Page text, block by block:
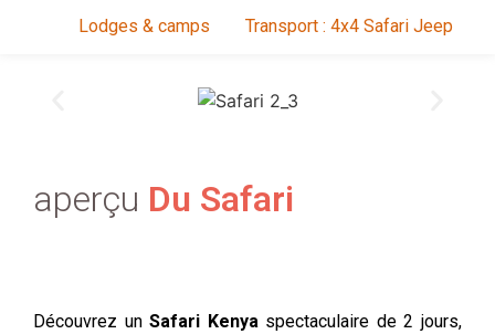
Lodges & camps Transport : 4x4 Safari Jeep
aperçu Du Safari
Découvrez unSafari Kenyaspectaculaire de 2 jours,